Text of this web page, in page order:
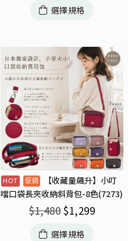
選擇規格
【收藏量飆升】小叮
噹口袋長夾收納斜背包-8色(7273)
$1,480 $1,299
選擇規格